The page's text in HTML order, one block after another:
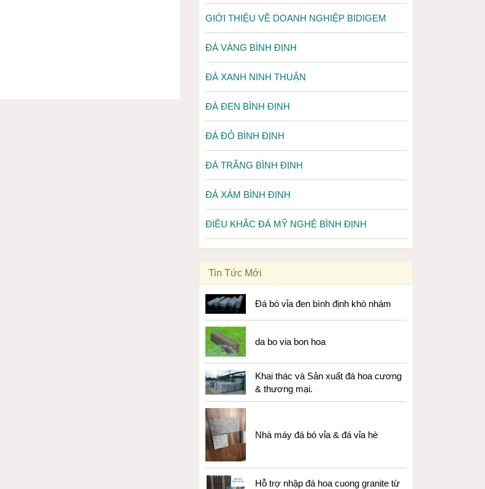
GIỚI THIỆU VỀ DOANH NGHIỆP BIDIGEM
ĐÁ VÀNG BÌNH ĐỊNH
ĐÁ XANH NINH THUẬN
ĐÁ ĐEN BÌNH ĐỊNH
ĐÁ ĐỎ BÌNH ĐỊNH
ĐÁ TRẮNG BÌNH ĐỊNH
ĐÁ XÁM BÌNH ĐỊNH
ĐIÊU KHẮC ĐÁ MỸ NGHỆ BÌNH ĐỊNH
Tin Tức Mới
Đá bó vỉa đen bình định khò nhám
da bo via bon hoa
Khai thác và Sản xuất đá hoa cương
& thương mại.
Nhà máy đá bó vỉa & đá vỉa hè
Hỗ trợ nhập đá hoa cuong granite từ